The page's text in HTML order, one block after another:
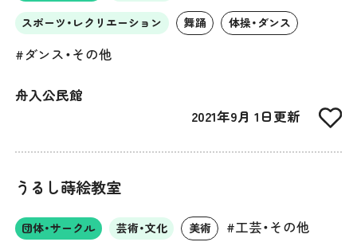
スポーツ・レクリエーション 舞踊 体操・ダンス
#ダンス・その他
舟入公民館
2021年9月 1日更新
うるし蒔絵教室
団体・サークル 芸術・文化 美術 #工芸・その他